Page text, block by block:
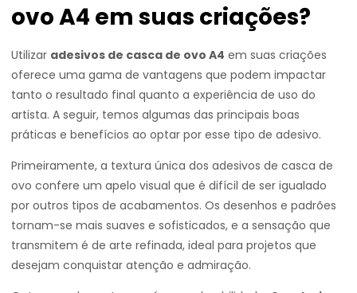
ovo A4 em suas criações?
Utilizar adesivos de casca de ovo A4 em suas criações
oferece uma gama de vantagens que podem impactar
tanto o resultado final quanto a experiência de uso do
artista. A seguir, temos algumas das principais boas
práticas e benefícios ao optar por esse tipo de adesivo.
Primeiramente, a textura única dos adesivos de casca de
ovo confere um apelo visual que é difícil de ser igualado
por outros tipos de acabamentos. Os desenhos e padrões
tornam-se mais suaves e sofisticados, e a sensação que
transmitem é de arte refinada, ideal para projetos que
desejam conquistar atenção e admiração.